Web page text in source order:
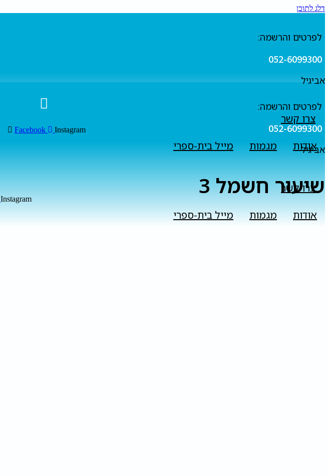
דלג לתוכן
לפרטים והרשמה:
052-6099300
אביגיל
צרו קשר
Facebook Instagram
אודות מגמות מייל בית-ספרי
לפרטים והרשמה:
052-6099300
אביגיל
צרו קשר
Instagram
אודות מגמות מייל בית-ספרי
שיעור חשמל 3